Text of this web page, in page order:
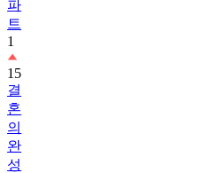
1
15
결
혼
의
완
성
1